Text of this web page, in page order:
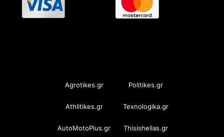
Agrotikes.gr Politikes.gr
Athlitikes.gr Texnologika.gr
AutoMotoPlus.gr Thisishellas.gr